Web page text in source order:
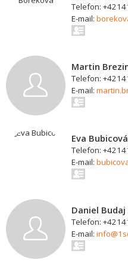
Telefon:
E-mail:
Martin
Telefon:
E-mail:
Eva Bubicová
Telefon:
E-mail:
Daniel Budaj
Telefon:
E-mail: